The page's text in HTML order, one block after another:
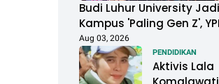
Budi Luhur University Jadi
Kampus 'Paling Gen Z',
Dukung Mahasiswa Gelar
Festival Musik
Ribuan Penonton
Aug 03, 2026
PENDIDIKAN
Aktivis Lala